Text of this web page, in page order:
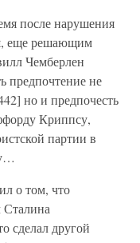
после нарушения
еще решающим
Чемберлен
предпочтение не
но и предпочесть
Криппсу,
партии в
о том, что
Сталина
сделал другой